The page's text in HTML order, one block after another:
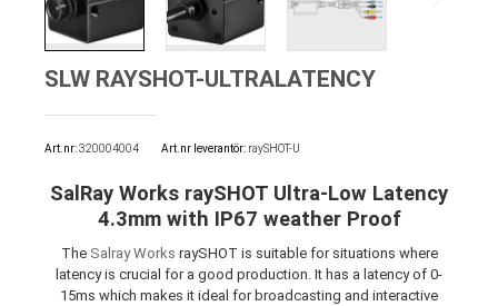
SLW RAYSHOT-ULTRALATENCY
Art.nr 320004004 Art.nr leverantör: raySHOT-U
SalRay Works raySHOT Ultra-Low Latency
4.3mm with IP67 weather Proof
The Salray Works raySHOT is suitable for situations where
latency is crucial for a good production. It has a latency of 0-
15ms which makes it ideal for broadcasting and interactive